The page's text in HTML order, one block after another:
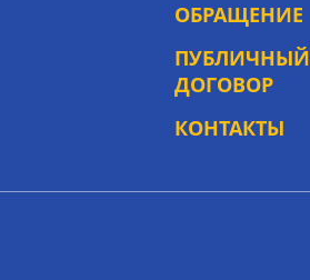
ОБРАЩЕНИЕ
ПУБЛИЧНЫЙ
ДОГОВОР
КОНТАКТЫ